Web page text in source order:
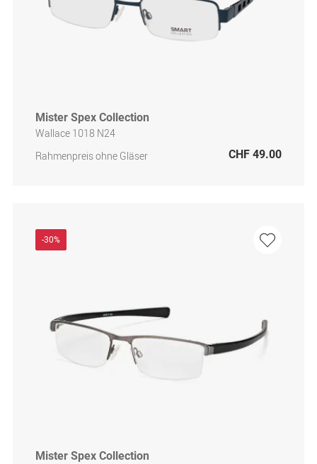
Mister Spex Collection
Wallace 1018 N24
Rahmenpreis ohne Gläser
CHF 49.00
-30%
Mister Spex Collection